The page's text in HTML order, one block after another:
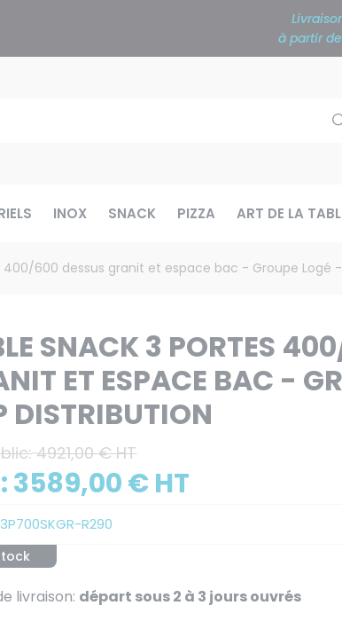
à partir
INOX SNACK PIZZA ART DE LA
600 dessus granit et espace bac - Groupe Logé -
SNACK 3 PORTES
ET ESPACE BAC -
DISTRIBUTION
4921,00 € HT
3589,00 € HT
R290
livraison: départ sous 2 à 3 jours ouvrés